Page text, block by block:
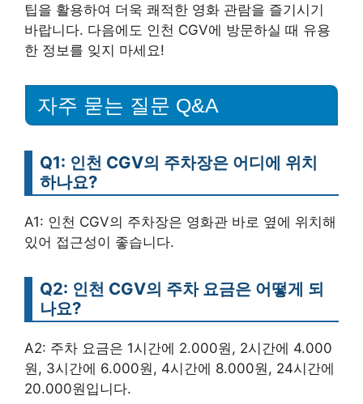
팁을 활용하여 더욱 쾌적한 영화 관람을 즐기시기
바랍니다. 다음에도 인천 CGV에 방문하실 때 유용
한 정보를 잊지 마세요!
자주 묻는 질문 Q&A
Q1: 인천 CGV의 주차장은 어디에 위치
하나요?
A1: 인천 CGV의 주차장은 영화관 바로 옆에 위치해
있어 접근성이 좋습니다.
Q2: 인천 CGV의 주차 요금은 어떻게 되
나요?
A2: 주차 요금은 1시간에 2.000원, 2시간에 4.000
원, 3시간에 6.000원, 4시간에 8.000원, 24시간에
20.000원입니다.